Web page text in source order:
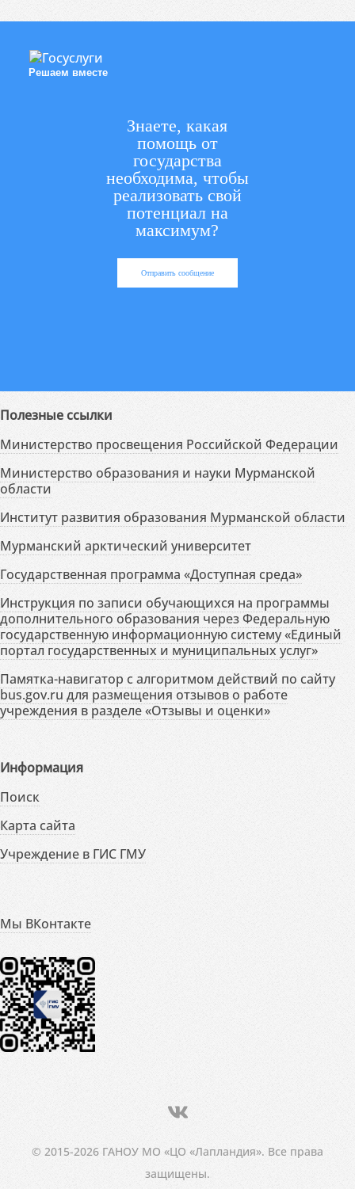
Решаем вместе
Знаете, какая
помощь от
государства
необходима, чтобы
реализовать свой
потенциал на
максимум?
Отправить сообщение
Полезные ссылки
Министерство просвещения Российской Федерации
Министерство образования и науки Мурманской
области
Институт развития образования Мурманской области
Мурманский арктический университет
Государственная программа «Доступная среда»
Инструкция по записи обучающихся на программы
дополнительного образования через Федеральную
государственную информационную систему «Единый
портал государственных и муниципальных услуг»
Памятка-навигатор с алгоритмом действий по сайту
bus.gov.ru для размещения отзывов о работе
учреждения в разделе «Отзывы и оценки»
Информация
Поиск
Карта сайта
Учреждение в ГИС ГМУ
Мы ВКонтакте
© 2015-2026 ГАНОУ МО «ЦО «Лапландия». Все права
защищены.